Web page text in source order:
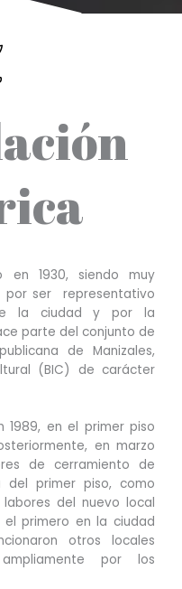
en 1930, siendo muy
por ser
representativo
la ciudad y por la
parte del conjunto de
de Manizales,
(BIC) de carácter
1989, en el primer piso
en marzo
de cerramiento de
del primer piso, como
del nuevo local
el primero en la ciudad
otros locales
por los